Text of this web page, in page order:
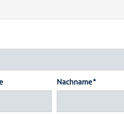
Nachname *